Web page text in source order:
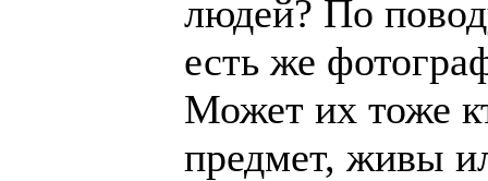
людей? По
есть же
Может их тоже
предмет, живы